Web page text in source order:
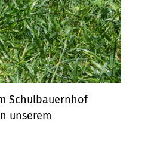
Schulbauernhof
unserem